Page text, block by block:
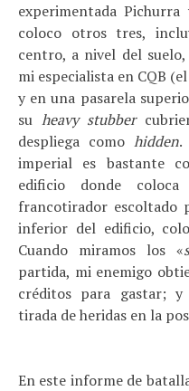
experimentada
coloco otros tres,
centro, a nivel del
mi especialista en CQB
y en una pasarela
su heavy stubber
despliega comohidden.
imperial es bastante
edificio donde
francotirador escoltado
inferior del edificio,
Cuando miramos los «
partida, mi enemigo
créditos para gastar;
tirada de heridas en la
En este informe de